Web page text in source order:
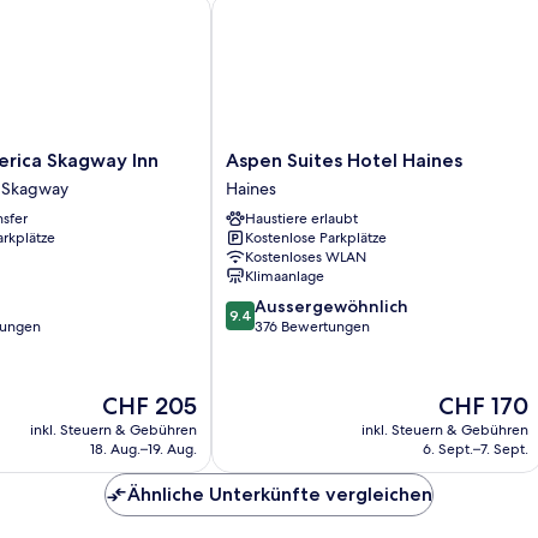
Skagway Inn
Der
Preis
beträgt
CHF 205
inkl. Steuern & Gebühren
18. Aug.–19. Aug.
Aspen
Suites
Hotel
Haines
Haines
Aspen Suites Hotel Haines
Haines
Haustiere erlaubt
Kostenlose Parkplätze
Kostenloses WLAN
Klimaanlage
9.4
von
9.4 Aussergewöhnlich
376 Bewertungen
Der
Preis
beträgt
CHF 170
inkl. Steuern & Gebühren
6. Sept.–7. Sept.
Ähnliche Unterkünfte vergleichen